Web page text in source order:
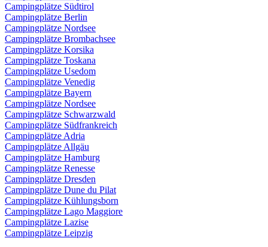
Campingplätze Südtirol
Campingplätze Berlin
Campingplätze Nordsee
Campingplätze Brombachsee
Campingplätze Korsika
Campingplätze Toskana
Campingplätze Usedom
Campingplätze Venedig
Campingplätze Bayern
Campingplätze Nordsee
Campingplätze Schwarzwald
Campingplätze Südfrankreich
Campingplätze Adria
Campingplätze Allgäu
Campingplätze Hamburg
Campingplätze Renesse
Campingplätze Dresden
Campingplätze Dune du Pilat
Campingplätze Kühlungsborn
Campingplätze Lago Maggiore
Campingplätze Lazise
Campingplätze Leipzig